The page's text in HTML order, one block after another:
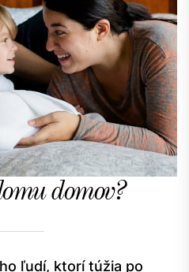
domov?
ľudí, ktorí túžia po